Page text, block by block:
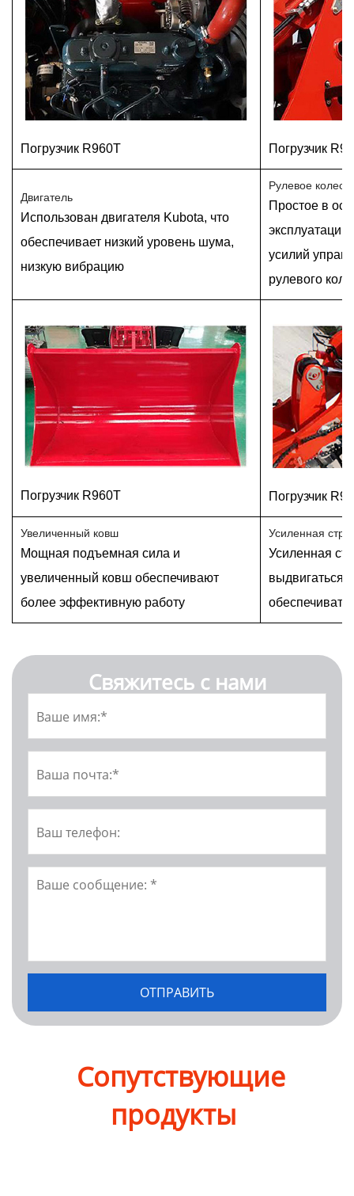
Погрузчик R960T Погрузчик
Двигатель
Использован двигателя Kubota, что
обеспечивает низкий уровень шума,
низкую вибрацию
Рулевое колесо
Простое в
усилий
рулевого
Погрузчик R960T Погрузчик
Увеличенный ковш
Мощная подъемная сила и
увеличенный ковш обеспечивают
более эффективную работу
Усиленная
Усиленная
выдвигаться,
Свяжитесь с нами
Сопутствующие
продукты